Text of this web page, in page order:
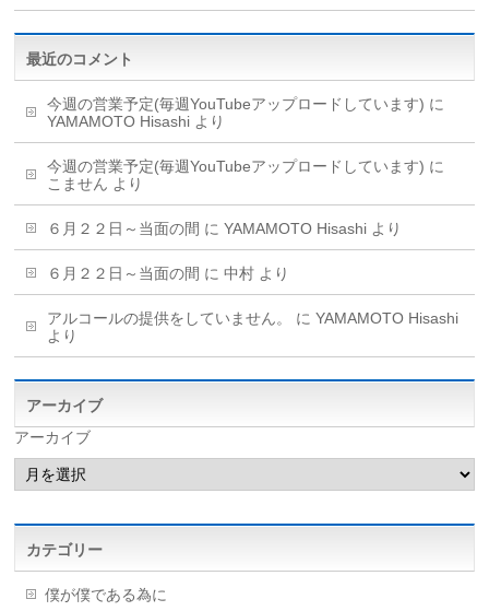
最近のコメント
今週の営業予定(毎週YouTubeアップロードしています) に
YAMAMOTO Hisashi より
今週の営業予定(毎週YouTubeアップロードしています) に
こません より
６月２２日～当面の間 にYAMAMOTO Hisashi より
６月２２日～当面の間 に中村 より
アルコールの提供をしていません。 にYAMAMOTO Hisashi
より
アーカイブ
アーカイブ
カテゴリー
僕が僕である為に